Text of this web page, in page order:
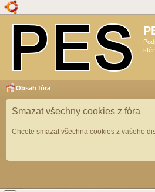
Obsah fóra
Smazat všechny cookies z fóra
Chcete smazat všechna cookies z vašeho